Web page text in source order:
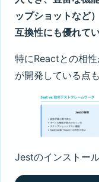
ップショットなど
互換性にも優れて
特にReactとの相
が開発している点
Jestのインストー